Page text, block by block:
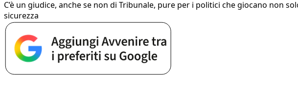
C’è un giudice, anche se non di Tribunale, pure per i politici che giocano non
sicurezza